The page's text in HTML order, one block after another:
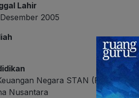
Lahir
2005
Negara STAN (PKN STAN)
Nusantara